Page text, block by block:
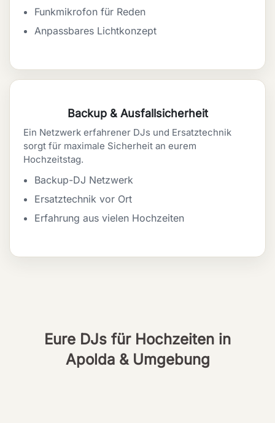
Funkmikrofon für Reden
Anpassbares Lichtkonzept
Backup & Ausfallsicherheit
Ein Netzwerk erfahrener DJs und Ersatztechnik
sorgt für maximale Sicherheit an eurem
Hochzeitstag.
Backup-DJ Netzwerk
Ersatztechnik vor Ort
Erfahrung aus vielen Hochzeiten
Eure DJs für Hochzeiten in
Apolda & Umgebung